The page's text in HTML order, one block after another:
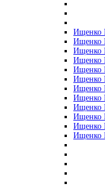
Ищенко
Ищенко
Ищенко
Ищенко
Ищенко
Ищенко
Ищенко
Ищенко
Ищенко
Ищенко
Ищенко
Ищенко